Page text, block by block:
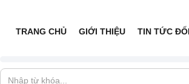
TRANG CHỦ GIỚI THIỆU TIN TỨC